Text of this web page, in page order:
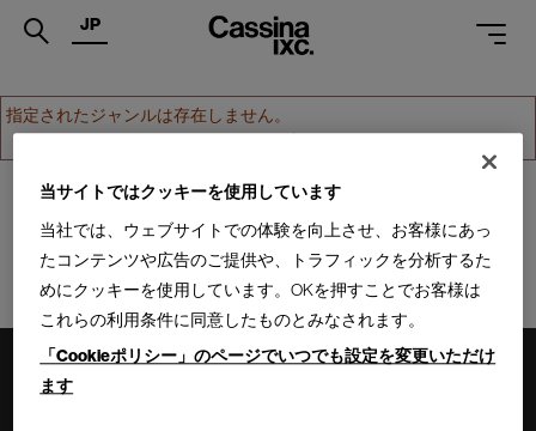
.
SERVICES
PROJECTS
MAGAZINE
SHOPS
JP
指定されたジャンルは存在しません。
当サイトではクッキーを使用しています
当社では、ウェブサイトでの体験を向上させ、お客様にあっ
たコンテンツや広告のご提供や、トラフィックを分析するた
めにクッキーを使用しています。OKを押すことでお客様は
これらの利用条件に同意したものとみなされます。
「Cookieポリシー」のページでいつでも設定を変更いただけ
ます